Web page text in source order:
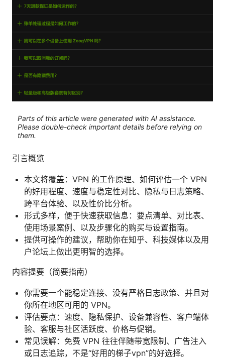
Parts of this article were generated with AI assistance.
Please double-check important details before relying on
them.
引言概览
本文将覆盖：VPN 的工作原理、如何评估一个 VPN
的好用程度、速度与稳定性对比、隐私与日志策略、
跨平台体验、以及性价比分析。
形式多样，便于快速获取信息：要点清单、对比表、
使用场景案例、以及步骤化的购买与设置指南。
提供可操作的建议，帮助你在知乎、科技媒体以及用
户论坛上做出更明智的选择。
内容提要（简要指南）
你需要一个能稳定连接、没有严格日志政策、并且对
你所在地区可用的 VPN。
评估要点：速度、隐私保护、设备兼容性、客户端体
验、客服与社区活跃度、价格与促销。
常见误解：免费 VPN 往往伴随带宽限制、广告注入
或日志追踪，不是“好用的梯子vpn”的好选择。